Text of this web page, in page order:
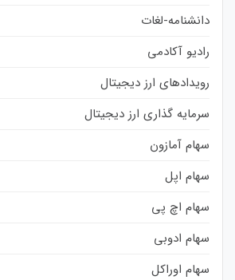
دانشنامه-لغات
رادیو آکادمی
رویدادهای ارز دیجیتال
سرمایه گذاری ارز دیجیتال
سهام آمازون
سهام اپل
سهام اچ پی
سهام ادوبی
سهام اوراکل